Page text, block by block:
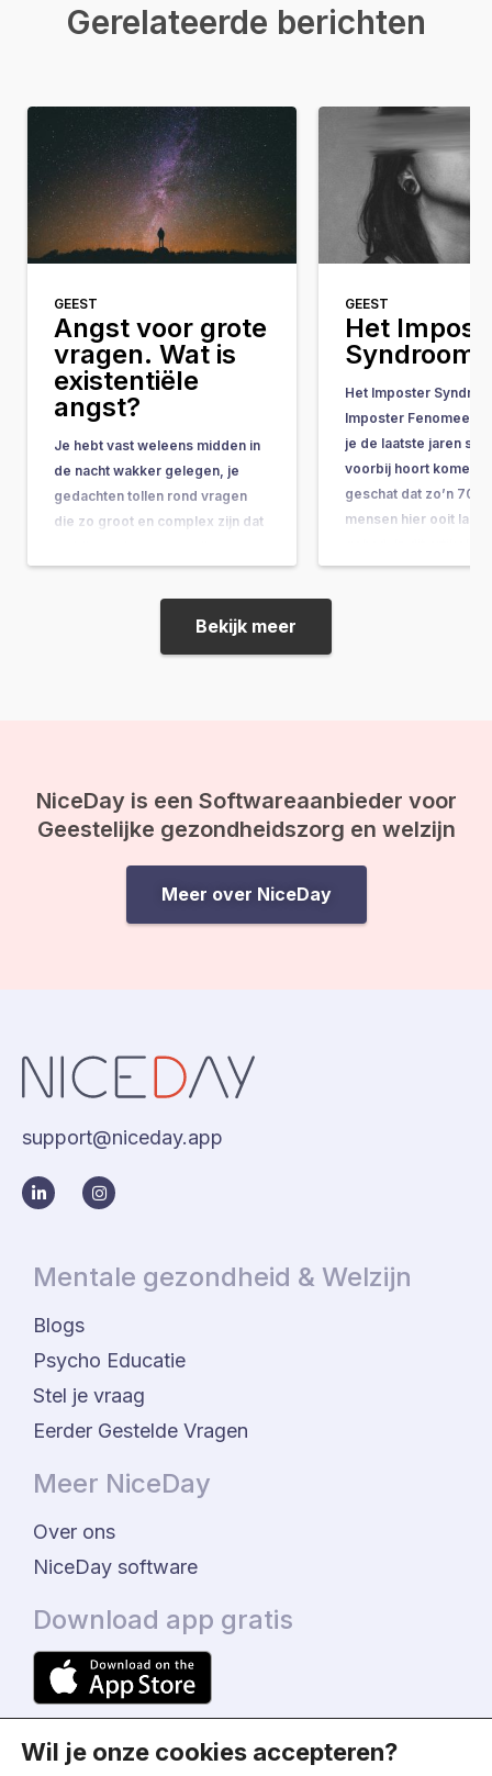
Gerelateerde berichten
GEEST
Angst voor grote
vragen. Wat is
existentiële
angst?
Je hebt vast weleens midden in
de nacht wakker gelegen, je
gedachten tollen rond vragen
die zo groot en complex zijn dat
lijken. Vragen als: “Wat is het
doel van mijn leven?” of “Wat
gebeurt er na de dood?” komen
ineens op je af, en voor je…
GEEST
Het
Syndroom
Het Imposter
Imposter Fenomeen)
je de laatste jaren
voorbij hoort komen.
geschat dat zo’n 70%
mensen hier ooit last
wat het is, waardoor
Bekijk meer
NiceDay is een Softwareaanbieder voor
Geestelijke gezondheidszorg en welzijn
Meer over NiceDay
support@niceday.app
Mentale gezondheid & Welzijn
Blogs
Psycho Educatie
Stel je vraag
Eerder Gestelde Vragen
Meer NiceDay
Over ons
NiceDay software
Download app gratis
Wil je onze cookies accepteren?